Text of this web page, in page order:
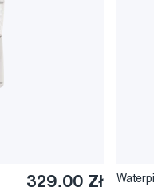
wyraźnie istotny efekt
chlorheksydyny) i
w kilku wersjach:
szczoteczką
329,00 Zł